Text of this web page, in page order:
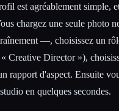
est agréablement simple,
chargez une seule photo
—, choisissez un
Creative Director »),
rapport d'aspect. Ensuite
en quelques secondes.